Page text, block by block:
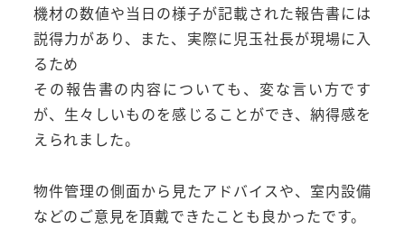
機材の数値や当日の様子が記載された報告書には
説得力があり、また、実際に児玉社長が現場に入
るため
その報告書の内容についても、変な言い方です
が、生々しいものを感じることができ、納得感を
えられました。
物件管理の側面から見たアドバイスや、室内設備
などのご意見を頂戴できたことも良かったです。